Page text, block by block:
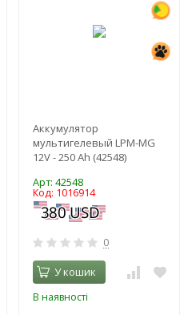
Аккумулятор
мультигелевый LPM-MG
12V - 250 Ah (42548)
Арт: 42548
Код: 1016914
0
У кошик
В наявності